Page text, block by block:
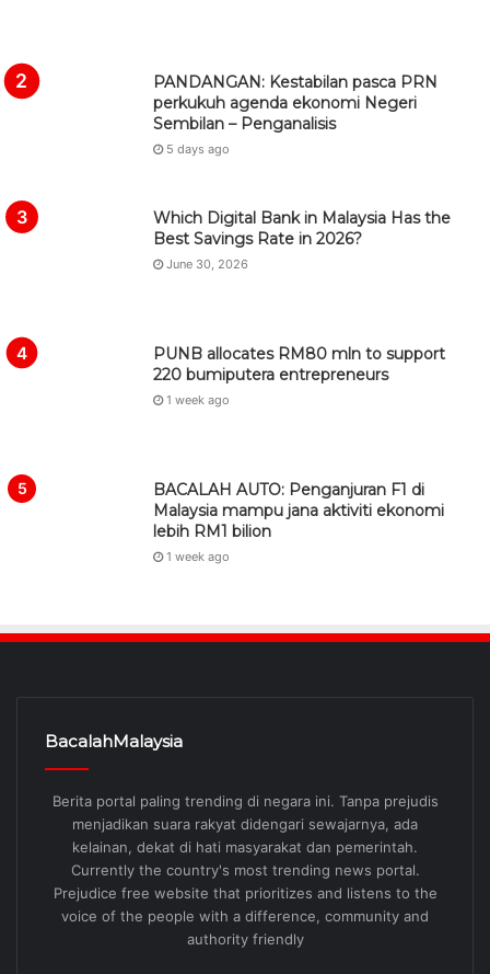
PANDANGAN: Kestabilan pasca PRN
perkukuh agenda ekonomi Negeri
Sembilan – Penganalisis
5 days ago
Which Digital Bank in Malaysia Has the
Best Savings Rate in 2026?
June 30, 2026
PUNB allocates RM80 mln to support
220 bumiputera entrepreneurs
1 week ago
BACALAH AUTO: Penganjuran F1 di
Malaysia mampu jana aktiviti ekonomi
lebih RM1 bilion
1 week ago
BacalahMalaysia
Berita portal paling trending di negara ini. Tanpa prejudis
menjadikan suara rakyat didengari sewajarnya, ada
kelainan, dekat di hati masyarakat dan pemerintah.
Currently the country's most trending news portal.
Prejudice free website that prioritizes and listens to the
voice of the people with a difference, community and
authority friendly